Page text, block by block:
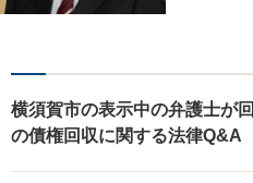
り添った弁
す。 お困り
ください。
横須賀市の表示中の弁護士が
の債権回収に関する法律Q&A